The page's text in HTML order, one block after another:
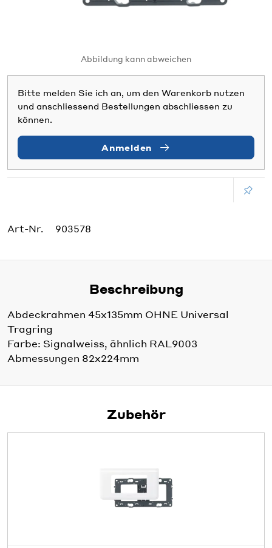
Abbildung kann abweichen
Bitte melden Sie ich an, um den Warenkorb nutzen
und anschliessend Bestellungen abschliessen zu
können.
Anmelden
Art-Nr. 903578
Beschreibung
Abdeckrahmen 45x135mm OHNE Universal
Tragring
Farbe: Signalweiss, ähnlich RAL9003
Abmessungen 82x224mm
Zubehör